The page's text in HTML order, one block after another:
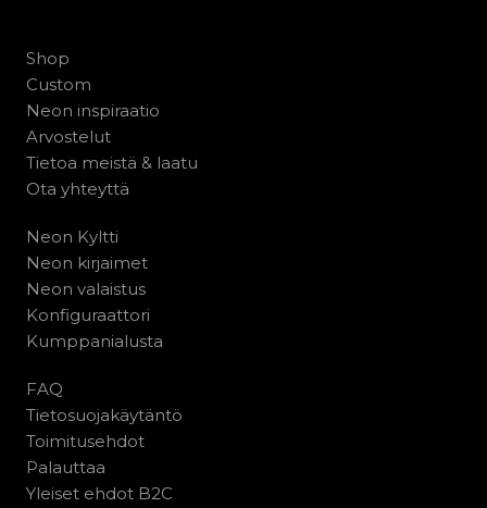
Shop
Custom
Neon inspiraatio
Arvostelut
Tietoa meistä & laatu
Ota yhteyttä
Neon Kyltti
Neon kirjaimet
Neon valaistus
Konfiguraattori
Kumppanialusta
FAQ
Tietosuojakäytäntö
Toimitusehdot
Palauttaa
Yleiset ehdot B2C